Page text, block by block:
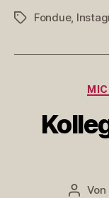
Schlagwörter
Fondue,
Von